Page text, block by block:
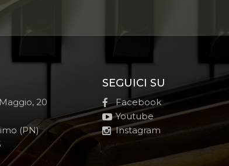
20
(PN)
SEGUICI SU
Facebook
Youtube
Instagram